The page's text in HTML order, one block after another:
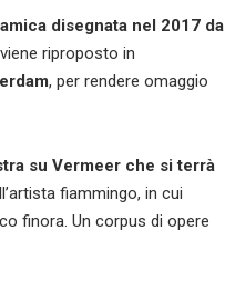
disegnata nel 2017 da
riproposto in
, per rendere omaggio
su Vermeer che si terrà
fiammingo, in cui
finora. Un corpus di opere